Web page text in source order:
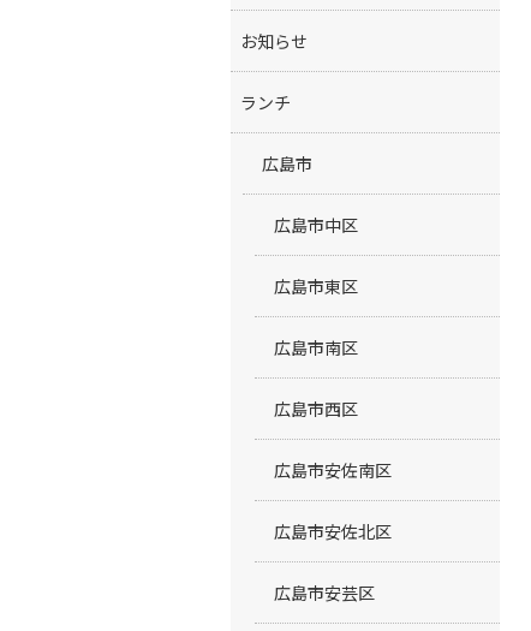
お知らせ
ランチ
広島市
広島市中区
広島市東区
広島市南区
広島市西区
広島市安佐南区
広島市安佐北区
広島市安芸区